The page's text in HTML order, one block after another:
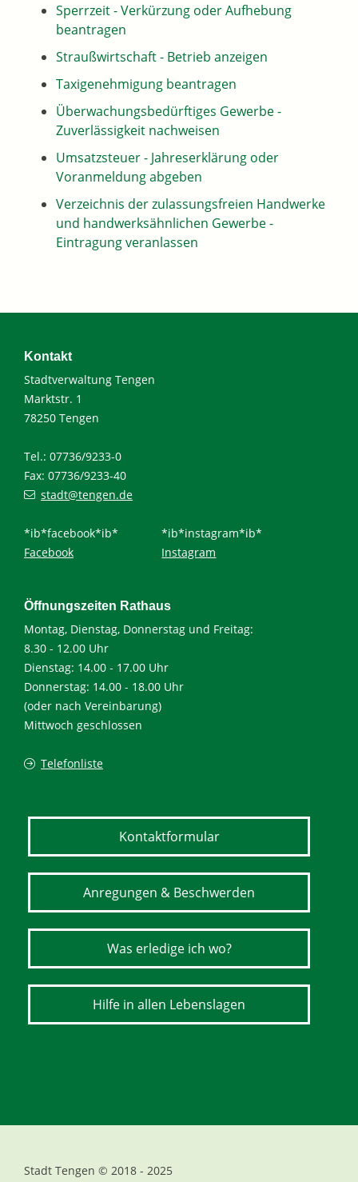
Sperrzeit - Verkürzung oder Aufhebung
beantragen
Straußwirtschaft - Betrieb anzeigen
Taxigenehmigung beantragen
Überwachungsbedürftiges Gewerbe -
Zuverlässigkeit nachweisen
Umsatzsteuer - Jahreserklärung oder
Voranmeldung abgeben
Verzeichnis der zulassungsfreien Handwerke
und handwerksähnlichen Gewerbe -
Eintragung veranlassen
Kontakt
Stadtverwaltung Tengen
Marktstr. 1
78250 Tengen
Tel.: 07736/9233-0
Fax: 07736/9233-40
stadt@tengen.de
*ib*facebook*ib*
Facebook
*ib*instagram*ib*
Instagram
Öffnungszeiten Rathaus
Montag, Dienstag, Donnerstag und Freitag:
8.30 - 12.00 Uhr
Dienstag: 14.00 - 17.00 Uhr
Donnerstag: 14.00 - 18.00 Uhr
(oder nach Vereinbarung)
Mittwoch geschlossen
Telefonliste
Kontaktformular
Anregungen & Beschwerden
Was erledige ich wo?
Hilfe in allen Lebenslagen
Stadt Tengen © 2018 - 2025